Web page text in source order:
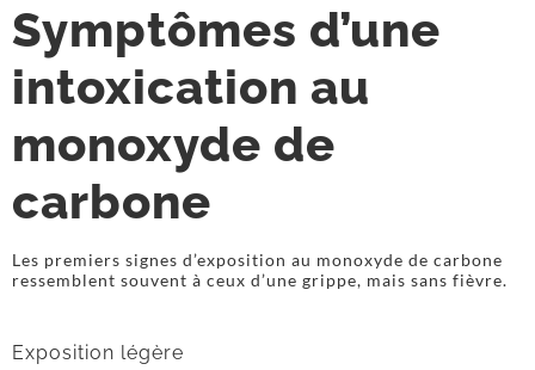
Symptômes d’une
intoxication au
monoxyde de
carbone
Les premiers signes d’exposition au monoxyde de carbone
ressemblent souvent à ceux d’une grippe, mais sans fièvre.
Exposition légère